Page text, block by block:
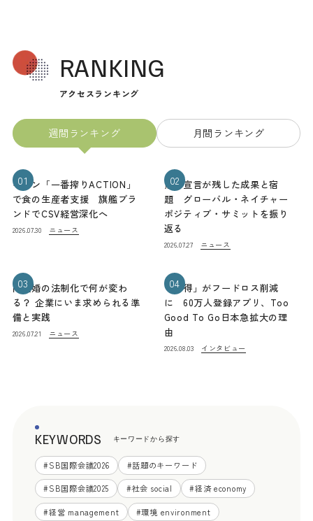
RANKING
アクセスランキング
週間ランキング 月間ランキング
01
キリン「一番搾りACTION」
で食の生産者支援 旗艦ブラ
ンドでCSV経営深化へ
2026.07.30 ニュース
02
熊本宣言が残した成果と宿
題 グローバル・ネイチャー
ポジティブ・サミットを振り
返る
2026.07.27 ニュース
03
同性婚の法制化で何が変わ
る？ 企業にいま求められる準
備と実践
2026.07.21 ニュース
04
「お得」がフードロス削減
に 60万人登録アプリ、Too
Good To Go日本急拡大の理
由
2026.08.03 インタビュー
KEYWORDS キーワードから探す
#SB国際会議2026 #話題のキーワード
#SB国際会議2025 #社会 social #経済 economy
#経営 management #環境 environment